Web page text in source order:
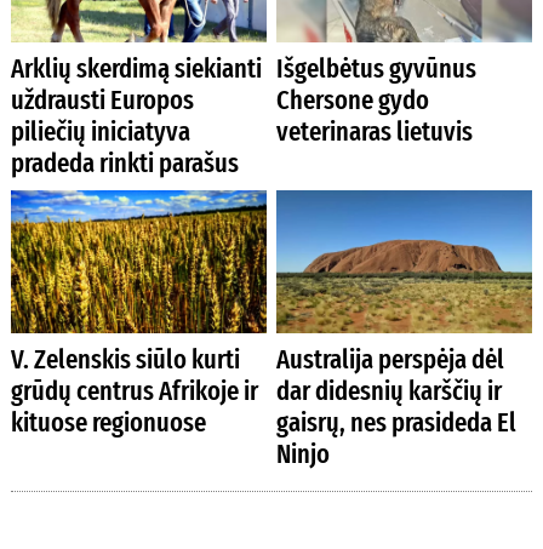
Arklių skerdimą siekianti
uždrausti Europos
piliečių iniciatyva
pradeda rinkti parašus
Išgelbėtus gyvūnus
Chersone gydo
veterinaras lietuvis
V. Zelenskis siūlo kurti
grūdų centrus Afrikoje ir
kituose regionuose
Australija perspėja dėl
dar didesnių karščių ir
gaisrų, nes prasideda El
Ninjo